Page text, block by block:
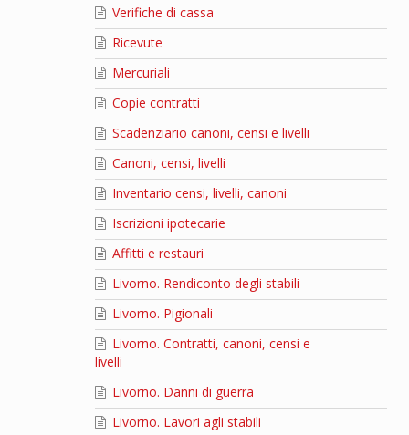
Verifiche di cassa
Ricevute
Mercuriali
Copie contratti
Scadenziario canoni, censi e livelli
Canoni, censi, livelli
Inventario censi, livelli, canoni
Iscrizioni ipotecarie
Affitti e restauri
Livorno. Rendiconto degli stabili
Livorno. Pigionali
Livorno. Contratti, canoni, censi e
livelli
Livorno. Danni di guerra
Livorno. Lavori agli stabili